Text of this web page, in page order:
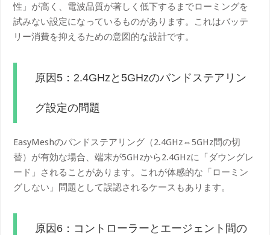
性」が高く、電波品質が著しく低下するまでローミングを
試みない設定になっているものがあります。これはバッテ
リー消費を抑えるための意図的な設計です。
原因5：2.4GHzと5GHzのバンドステアリン
グ設定の問題
EasyMeshのバンドステアリング（2.4GHz⇔5GHz間の切
替）が有効な場合、端末が5GHzから2.4GHzに「ダウングレ
ード」されることがあります。これが体感的な「ローミン
グしない」問題として誤認されるケースもあります。
原因6：コントローラーとエージェント間の